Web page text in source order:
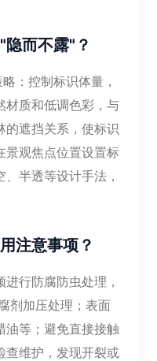
隐而不露"？
：控制标识体量，
材质和低调色彩，与
的遮挡关系，使标识
景观焦点位置设置标
半透等设计手法，
注意事项？
行防腐防虫处理，
剂加压处理；表面
油等；避免直接接触
查维护，发现开裂或